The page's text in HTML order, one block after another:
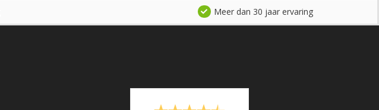
Meer dan 30 jaar ervaring